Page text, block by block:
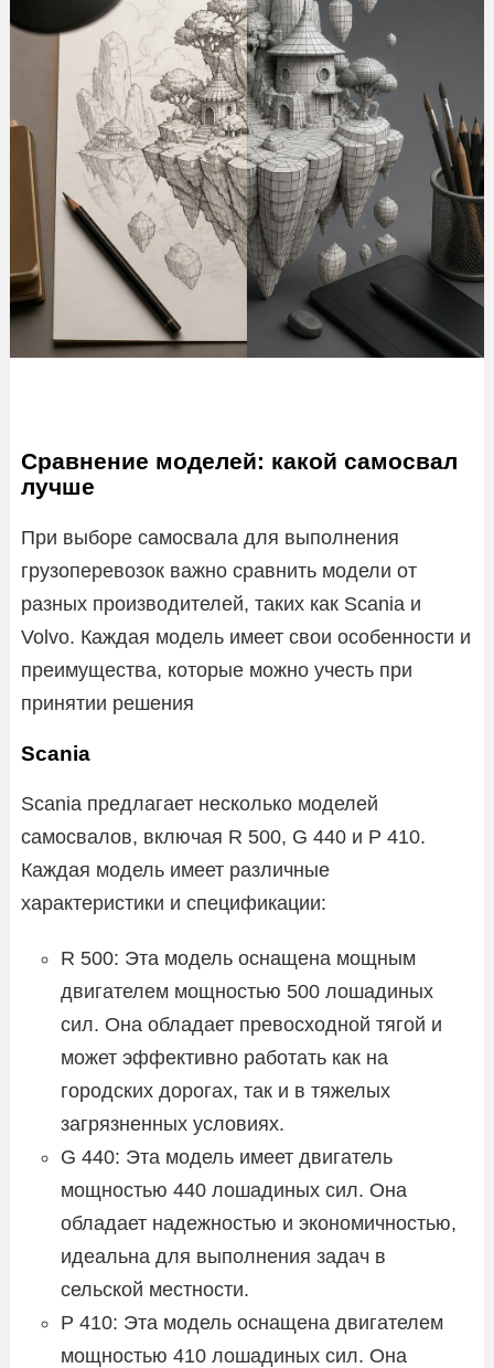
Сравнение моделей: какой самосвал
лучше
При выборе самосвала для выполнения
грузоперевозок важно сравнить модели от
разных производителей, таких как Scania и
Volvo. Каждая модель имеет свои особенности и
преимущества, которые можно учесть при
принятии решения
Scania
Scania предлагает несколько моделей
самосвалов, включая R 500, G 440 и P 410.
Каждая модель имеет различные
характеристики и спецификации:
R 500: Эта модель оснащена мощным
двигателем мощностью 500 лошадиных
сил. Она обладает превосходной тягой и
может эффективно работать как на
городских дорогах, так и в тяжелых
загрязненных условиях.
G 440: Эта модель имеет двигатель
мощностью 440 лошадиных сил. Она
обладает надежностью и экономичностью,
идеальна для выполнения задач в
сельской местности.
P 410: Эта модель оснащена двигателем
мощностью 410 лошадиных сил. Она